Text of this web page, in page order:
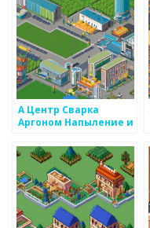
А Центр Сварка
Аргоном Напыление и